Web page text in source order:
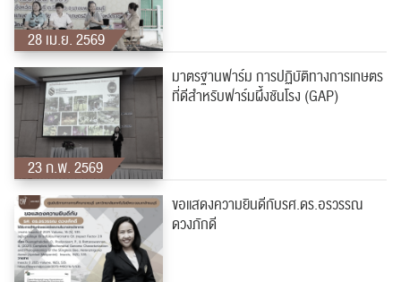
28 เม.ย. 2569
23 ก.พ. 2569
มาตรฐานฟาร์ม การปฏิบัติทางการเกษตร
ที่ดีสำหรับฟาร์มผึ้งชันโรง (GAP)
ขอเเสดงความยินดีกับรศ.ดร.อรวรรณ
ดวงภักดี